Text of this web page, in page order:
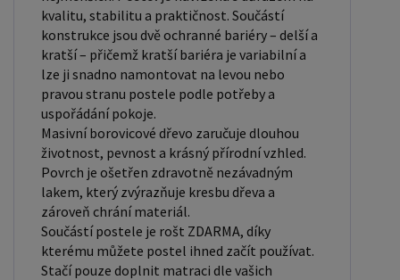
jednolůžka. Tento rozměr postele je ideální pro
jednotlivce, kteří hledají více prostoru než
standardní jednolůžko nabízí. Rozměry postele
160x200 cm a 180x200 cm jsou považovány za
standardní pro dvoulůžkovou postel. Před
nákupem postele se ujistěte, že máte dostatek
místa ve své ložnici. Materiál postele: Masiv
borovice je typ dřeva, který je známý svou dobrou
pevností a dlouhou trvanlivostí. Borovicové dřevo
se řadí mezi měkké dřeviny. Je o malinko tvrdší
než masivní smrk, ale lépe se opracovává.
kvalitu, stabilitu a praktičnost. Součástí
konstrukce jsou dvě ochranné bariéry – delší a
kratší – přičemž kratší bariéra je variabilní a
lze ji snadno namontovat na levou nebo
pravou stranu postele podle potřeby a
uspořádání pokoje.
Masivní borovicové dřevo zaručuje dlouhou
životnost, pevnost a krásný přírodní vzhled.
Povrch je ošetřen zdravotně nezávadným
lakem, který zvýrazňuje kresbu dřeva a
zároveň chrání materiál.
Součástí postele je rošt ZDARMA, díky
kterému můžete postel ihned začít používat.
Stačí pouze doplnit matraci dle vašich